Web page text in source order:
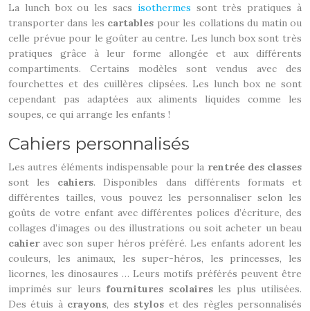
La lunch box ou les sacs isothermes sont très pratiques à
transporter dans les cartables pour les collations du matin ou
celle prévue pour le goûter au centre. Les lunch box sont très
pratiques grâce à leur forme allongée et aux différents
compartiments. Certains modèles sont vendus avec des
fourchettes et des cuillères clipsées. Les lunch box ne sont
cependant pas adaptées aux aliments liquides comme les
soupes, ce qui arrange les enfants !
Cahiers personnalisés
Les autres éléments indispensable pour la rentrée des classes
sont les cahiers. Disponibles dans différents formats et
différentes tailles, vous pouvez les personnaliser selon les
goûts de votre enfant avec différentes polices d’écriture, des
collages d’images ou des illustrations ou soit acheter un beau
cahieravec son super héros préféré. Les enfants adorent les
couleurs, les animaux, les super-héros, les princesses, les
licornes, les dinosaures … Leurs motifs préférés peuvent être
imprimés sur leurs fournitures scolairesles plus utilisées.
Des étuis à crayons, des stylos et des règles personnalisés